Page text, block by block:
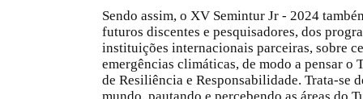
Sendo assim, o XV Semintur Jr - 2024
futuros discentes e pesquisadores, dos
instituições internacionais parceiras, sobre
emergências climáticas, de modo a pensar o
de Resiliência e Responsabilidade. Trata-se